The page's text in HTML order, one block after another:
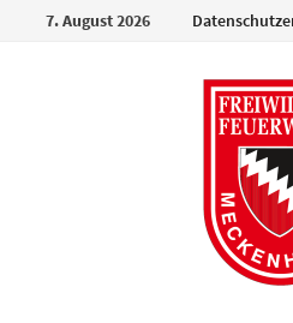
7. August 2026